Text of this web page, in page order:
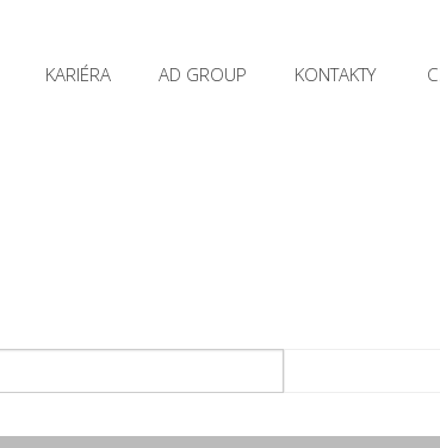
KARIÉRA AD GROUP KONTAKTY